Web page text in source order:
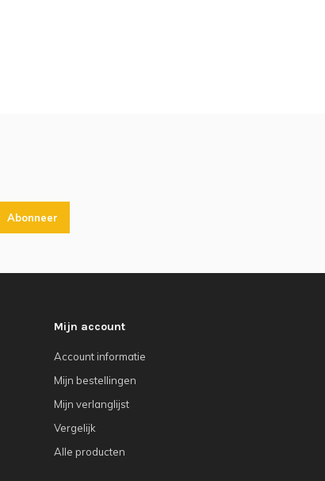
Abonneer
Mijn account
Account informatie
Mijn bestellingen
Mijn verlanglijst
Vergelijk
Alle producten